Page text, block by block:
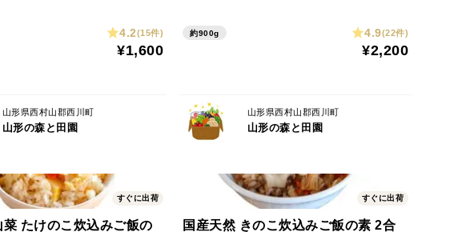
注文頂いた商品の配送中に稀に割れたり、箱が変形したりするケース
箱の画像や商品画像の撮影保管をお願い致します。証拠画像がない場
4.2(15件)
¥1,600
山形県西村山郡西川町
山形の森と田園
約900g 4.9(22件)
¥2,200
山形県西村山郡西川町
山形の森と田園
すぐに出荷
菜 たけのこ炊込みご飯の
すぐに出荷
国産天然 きのこ炊込みご飯の素 2合